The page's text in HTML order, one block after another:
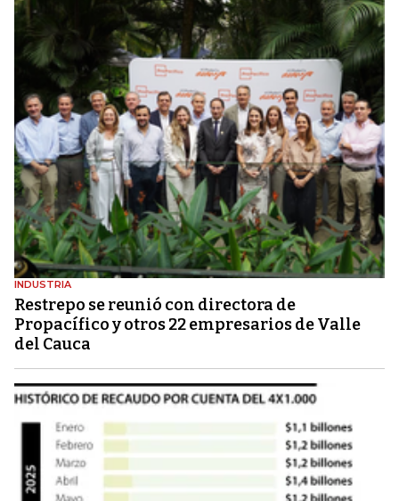
INDUSTRIA
Restrepo se reunió con directora de
Propacífico y otros 22 empresarios de Valle
del Cauca